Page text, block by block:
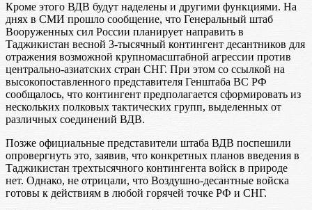
Кроме этого ВДВ будут наделены и другими функциями. На
днях в СМИ прошло сообщение, что Генеральный штаб
Вооруженных сил России планирует направить в
Таджикистан весной 3-тысячный контингент десантников для
отражения возможной крупномасштабной агрессии против
центрально-азиатских стран СНГ. При этом со ссылкой на
высокопоставленного представителя Генштаба ВС РФ
сообщалось, что контингент предполагается сформировать из
нескольких полковых тактических групп, выделенных от
различных соединений ВДВ.
Позже официальные представители штаба ВДВ поспешили
опровергнуть это, заявив, что конкретных планов введения в
Таджикистан трехтысячного контингента войск в природе
нет. Однако, не отрицали, что Воздушно-десантные войска
готовы к действиям в любой горячей точке РФ и СНГ.